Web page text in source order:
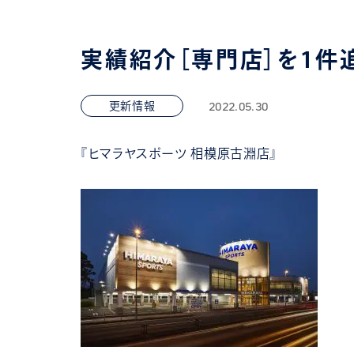
実績紹介［専門店］を1件
更新情報 2022.05.30
『ヒマラヤスポーツ 相模原古淵店』